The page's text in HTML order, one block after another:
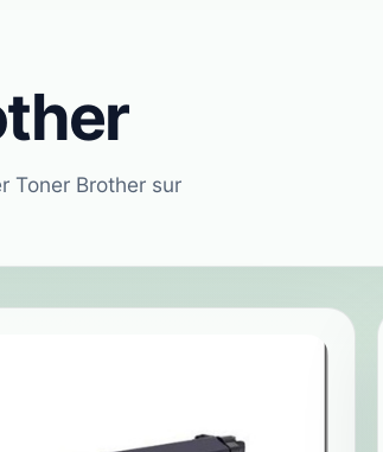
Toner Brother sur